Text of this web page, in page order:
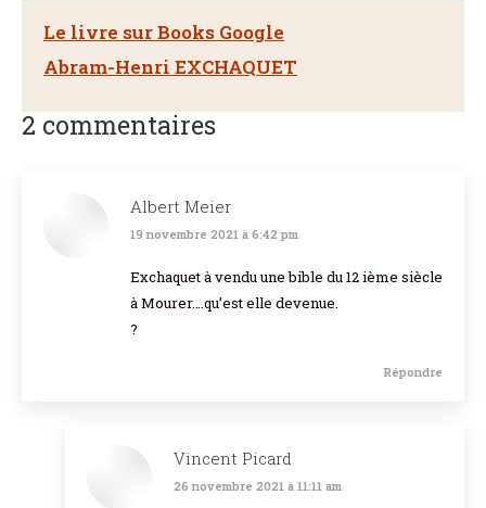
Le livre sur Books Google
Abram-Henri EXCHAQUET
2 commentaires
Albert Meier
dit
:
19 novembre 2021 à 6:42 pm
Exchaquet à vendu une bible du 12 ième siècle
à Mourer….qu’est elle devenue.
?
Répondre
Vincent Picard
dit
26 novembre 2021 à 11:11 am